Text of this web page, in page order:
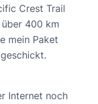
Crest Trail
400 km
mein Paket
Internet noch